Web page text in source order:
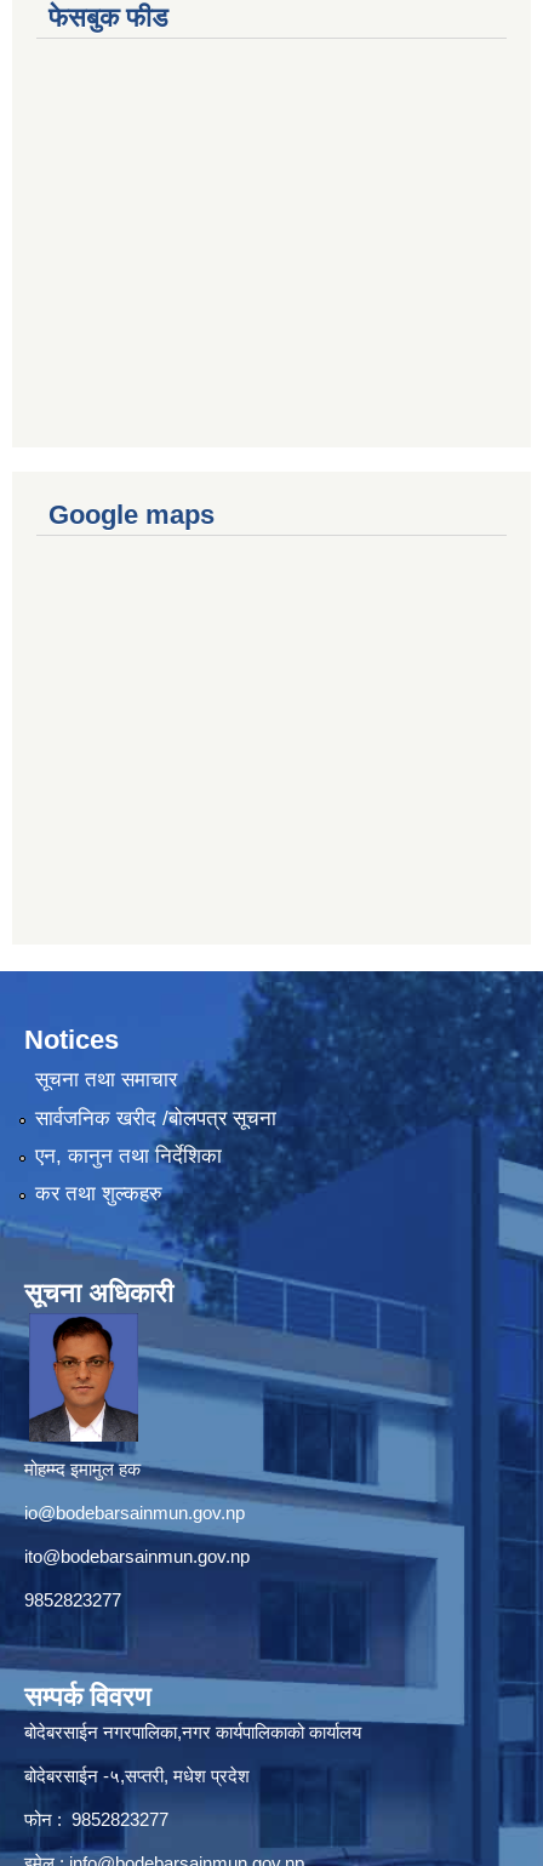
फेसबुक फीड
Google maps
Notices
सूचना तथा समाचार
सार्वजनिक खरीद /बोलपत्र सूचना
एन, कानुन तथा निर्देशिका
कर तथा शुल्कहरु
सूचना अधिकारी
मोहम्म्द इमामुल हक
io@bodebarsainmun.gov.np
ito@bodebarsainmun.gov.np
9852823277
सम्पर्क विवरण
बोदेबरसाईन नगरपालिका,नगर कार्यपालिकाको कार्यालय
बोदेबरसाईन -५,सप्तरी, मधेश प्रदेश
फोन : 9852823277